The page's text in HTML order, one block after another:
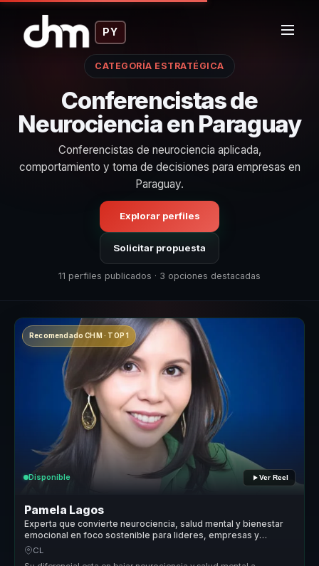
PY
CATEGORÍA ESTRATÉGICA
Conferencistas de
Neurociencia en Paraguay
Conferencistas de neurociencia aplicada,
comportamiento y toma de decisiones para empresas en
Paraguay.
Explorar perfiles
Solicitar propuesta
11 perfiles publicados · 3 opciones destacadas
Recomendado CHM · TOP 1
Disponible Ver Reel
Pamela Lagos
Experta que convierte neurociencia, salud mental y bienestar
emocional en foco sostenible para lideres, empresas y
equipos.
CL